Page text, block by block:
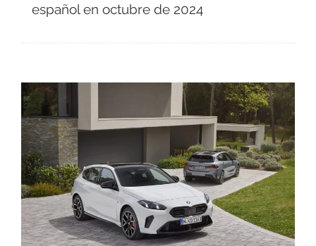
español en octubre de 2024